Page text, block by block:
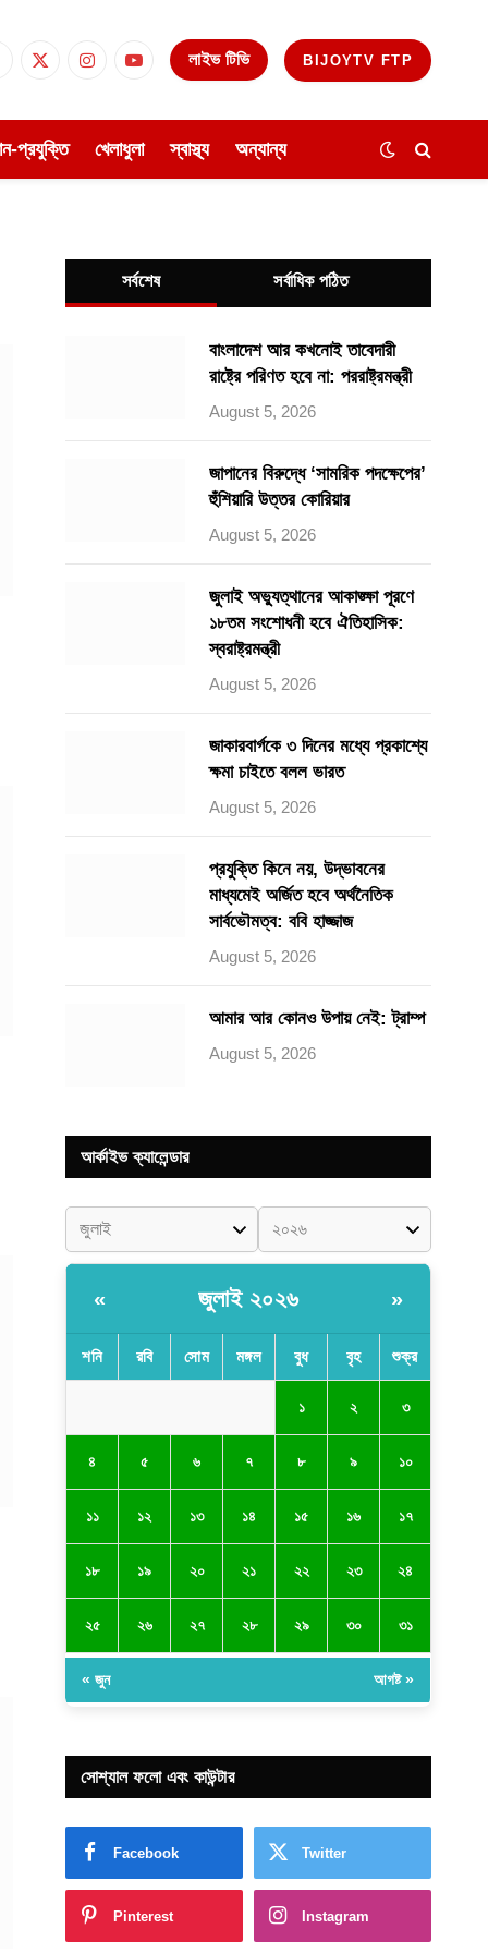
X
InstagramYouTube
লাইভ টিভি BIJOYTV FTP
প্রযুক্তি খেলাধুলা স্বাস্থ্য অন্যান্য
সর্বশেষ সর্বাধিক পঠিত
বাংলাদেশ আর কখনোই তাবেদারী
রাষ্ট্রে পরিণত হবে না: পররাষ্ট্রমন্ত্রী
August 5, 2026
জাপানের বিরুদ্ধে ‘সামরিক পদক্ষেপের’
হুঁশিয়ারি উত্তর কোরিয়ার
August 5, 2026
জুলাই অভ্যুত্থানের আকাঙ্ক্ষা পূরণে
১৮তম সংশোধনী হবে ঐতিহাসিক:
স্বরাষ্ট্রমন্ত্রী
August 5, 2026
জাকারবার্গকে ৩ দিনের মধ্যে প্রকাশ্যে
ক্ষমা চাইতে বলল ভারত
August 5, 2026
প্রযুক্তি কিনে নয়, উদ্ভাবনের
মাধ্যমেই অর্জিত হবে অর্থনৈতিক
সার্বভৌমত্ব: ববি হাজ্জাজ
August 5, 2026
আমার আর কোনও উপায় নেই: ট্রাম্প
August 5, 2026
আর্কাইভ ক্যালেন্ডার
« জুলাই ২০২৬ »
শনি রবি সোম মঙ্গল বুধ বৃহ শুক্র
১ ২ ৩
৪ ৫ ৬ ৭ ৮ ৯ ১০
১১ ১২ ১৩ ১৪ ১৫ ১৬ ১৭
১৮ ১৯ ২০ ২১ ২২ ২৩ ২৪
২৫ ২৬ ২৭ ২৮ ২৯ ৩০ ৩১
« জুন আগষ্ট »
সোশ্যাল ফলো এবং কাউন্টার
Facebook Twitter
Pinterest Instagram